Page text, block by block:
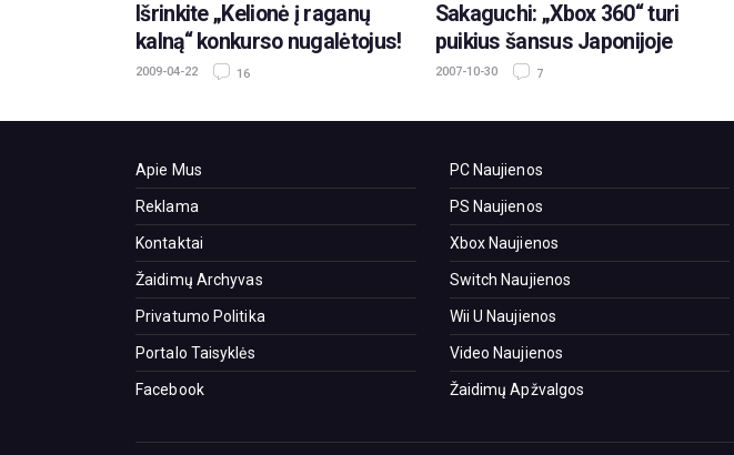
Išrinkite „Kelionė į raganų
kalną“ konkurso nugalėtojus!
2009-04-22 16
Sakaguchi: „Xbox 360“ turi
puikius šansus Japonijoje
2007-10-30 7
Apie Mus
Reklama
Kontaktai
Žaidimų Archyvas
Privatumo Politika
Portalo Taisyklės
Facebook
PC Naujienos
PS Naujienos
Xbox Naujienos
Switch Naujienos
Wii U Naujienos
Video Naujienos
Žaidimų Apžvalgos